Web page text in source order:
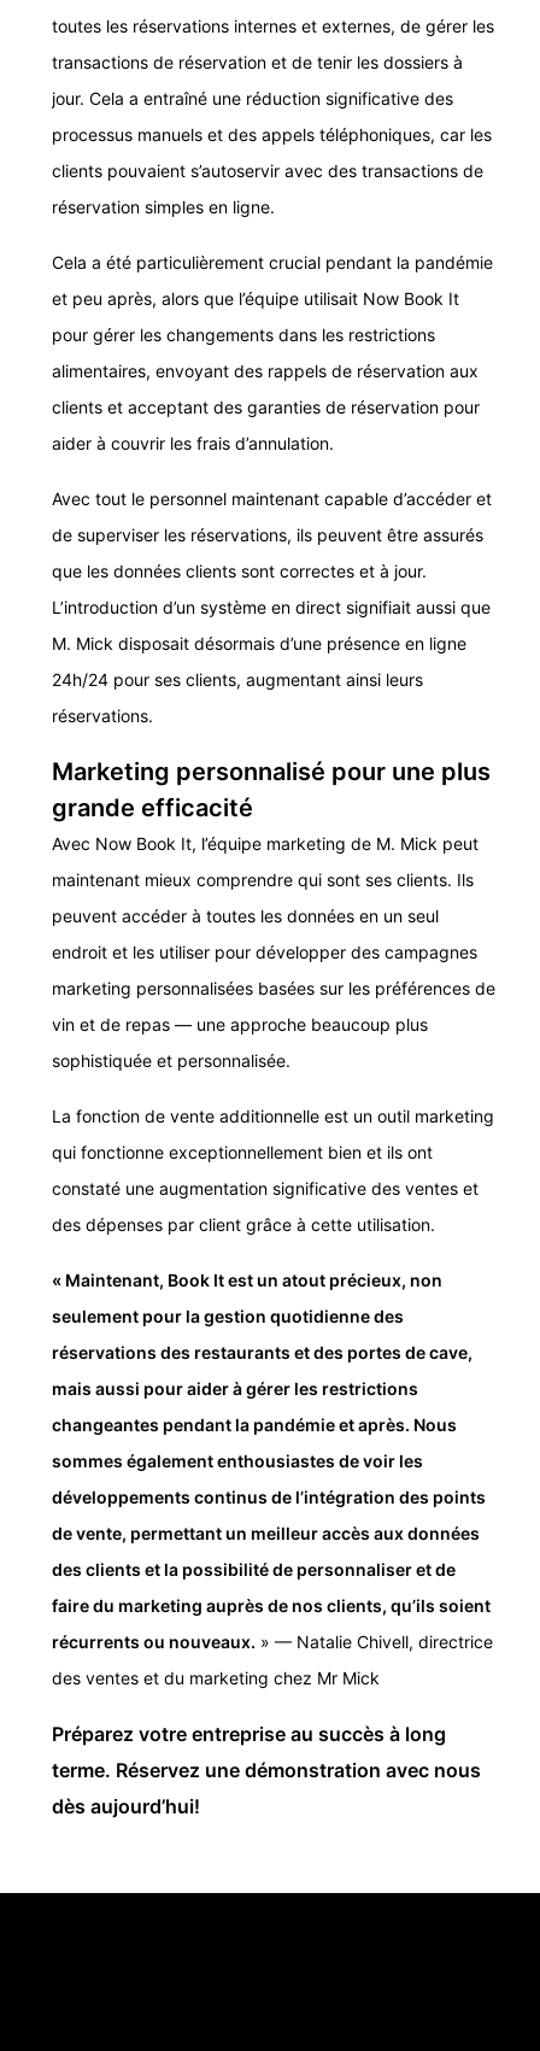
toutes les réservations internes et externes, de gérer les
transactions de réservation et de tenir les dossiers à
jour. Cela a entraîné une réduction significative des
processus manuels et des appels téléphoniques, car les
clients pouvaient s’autoservir avec des transactions de
réservation simples en ligne.
Cela a été particulièrement crucial pendant la pandémie
et peu après, alors que l’équipe utilisait Now Book It
pour gérer les changements dans les restrictions
alimentaires, envoyant des rappels de réservation aux
clients et acceptant des garanties de réservation pour
aider à couvrir les frais d’annulation.
Avec tout le personnel maintenant capable d’accéder et
de superviser les réservations, ils peuvent être assurés
que les données clients sont correctes et à jour.
L’introduction d’un système en direct signifiait aussi que
M. Mick disposait désormais d’une présence en ligne
24h/24 pour ses clients, augmentant ainsi leurs
réservations.
Marketing personnalisé pour une plus
grande efficacité
Avec Now Book It, l’équipe marketing de M. Mick peut
maintenant mieux comprendre qui sont ses clients. Ils
peuvent accéder à toutes les données en un seul
endroit et les utiliser pour développer des campagnes
marketing personnalisées basées sur les préférences de
vin et de repas — une approche beaucoup plus
sophistiquée et personnalisée.
La fonction de vente additionnelle est un outil marketing
qui fonctionne exceptionnellement bien et ils ont
constaté une augmentation significative des ventes et
des dépenses par client grâce à cette utilisation.
« Maintenant, Book It est un atout précieux, non
seulement pour la gestion quotidienne des
réservations des restaurants et des portes de cave,
mais aussi pour aider à gérer les restrictions
changeantes pendant la pandémie et après. Nous
sommes également enthousiastes de voir les
développements continus de l’intégration des points
de vente, permettant un meilleur accès aux données
des clients et la possibilité de personnaliser et de
faire du marketing auprès de nos clients, qu’ils soient
récurrents ou nouveaux. » — Natalie Chivell, directrice
des ventes et du marketing chez Mr Mick
Préparez votre entreprise au succès à long
terme. Réservez une démonstration avec nous
dès aujourd’hui!